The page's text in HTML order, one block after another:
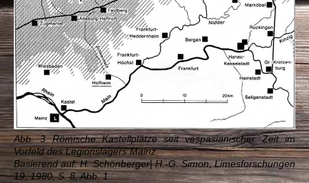
Abb. 3 Römische Kastellplätze seit vespasianischer Zeit im
Vorfeld des Legionslagers Mainz.
Basierend auf: H. Schönberger| H.-G. Simon, Limesforschungen
19, 1980, S. 8, Abb. 1